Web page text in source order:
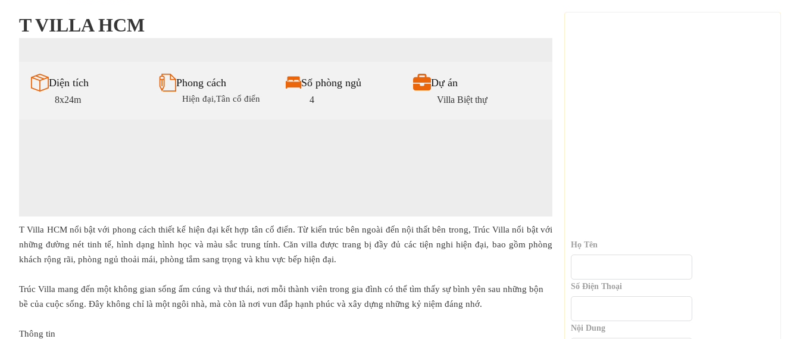
T VILLA HCM
Diện tích
8x24m
Phong cách
Hiện đại,Tân cổ điển
Số phòng ngủ
4
Dự án
Villa Biệt thự
T Villa HCM nổi bật với phong cách thiết kế hiện đại kết hợp tân cổ điển. Từ kiến trúc bên ngoài đến nội thất bên trong, Trúc Villa nổi bật với
những đường nét tinh tế, hình dạng hình học và màu sắc trung tính. Căn villa được trang bị đầy đủ các tiện nghi hiện đại, bao gồm phòng
khách rộng rãi, phòng ngủ thoải mái, phòng tắm sang trọng và khu vực bếp hiện đại.
Trúc Villa mang đến một không gian sống ấm cúng và thư thái, nơi mỗi thành viên trong gia đình có thể tìm thấy sự bình yên sau những bộn
bề của cuộc sống. Đây không chỉ là một ngôi nhà, mà còn là nơi vun đắp hạnh phúc và xây dựng những kỷ niệm đáng nhớ.
Thông tin
Họ Tên
Số Điện Thoại
Nội Dung